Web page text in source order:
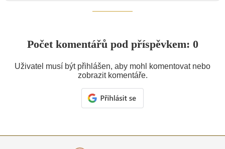
Počet komentářů pod příspěvkem: 0
Uživatel musí být přihlášen, aby mohl komentovat nebo
zobrazit komentáře.